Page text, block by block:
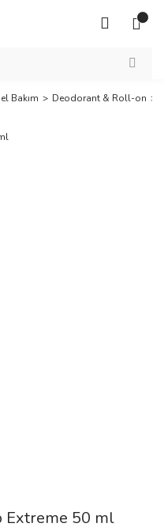
Bakım Deodorant & Roll-on
Extreme 50 ml